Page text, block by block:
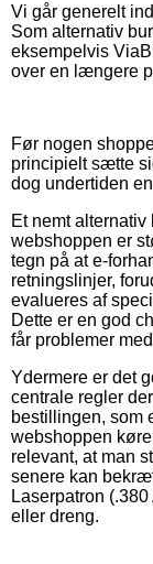
Vi går generelt
Som alternativ
eksempelvis
over en længere
Før nogen
principielt sætte
dog undertiden
Et nemt
webshoppen er
tegn på at e-
retningslinjer,
evalueres af
Dette er en god
får problemer
Ydermere er det
centrale regler
bestillingen, som
webshoppen
relevant, at man
senere kan
Laserpatron
eller dreng.